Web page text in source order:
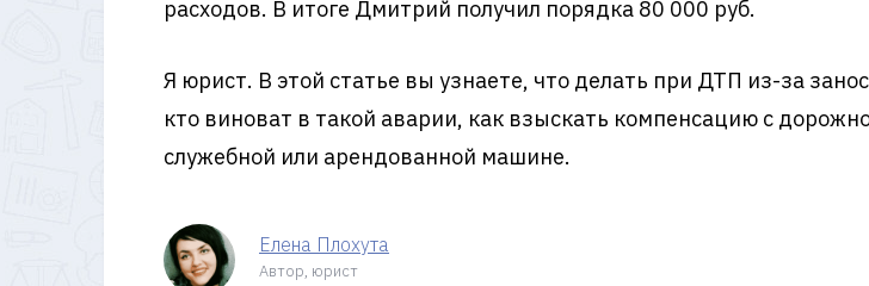
расходов. В итоге Дмитрий получил порядка 80 000 руб.
Я юрист. В этой статье вы узнаете, что делать при ДТП из-за
кто виноват в такой аварии, как взыскать компенсацию с
служебной или арендованной машине.
Елена Плохута
Автор, юрист